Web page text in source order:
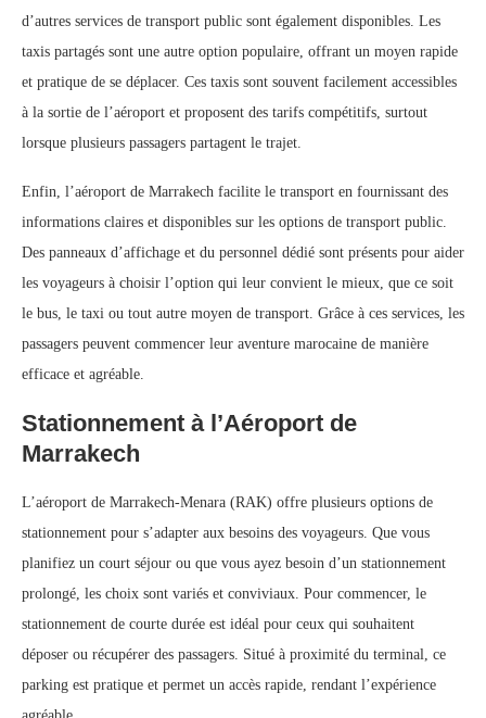
d’autres services de transport public sont également disponibles. Les
taxis partagés sont une autre option populaire, offrant un moyen rapide
et pratique de se déplacer. Ces taxis sont souvent facilement accessibles
à la sortie de l’aéroport et proposent des tarifs compétitifs, surtout
lorsque plusieurs passagers partagent le trajet.
Enfin, l’aéroport de Marrakech facilite le transport en fournissant des
informations claires et disponibles sur les options de transport public.
Des panneaux d’affichage et du personnel dédié sont présents pour aider
les voyageurs à choisir l’option qui leur convient le mieux, que ce soit
le bus, le taxi ou tout autre moyen de transport. Grâce à ces services, les
passagers peuvent commencer leur aventure marocaine de manière
efficace et agréable.
Stationnement à l’Aéroport de
Marrakech
L’aéroport de Marrakech-Menara (RAK) offre plusieurs options de
stationnement pour s’adapter aux besoins des voyageurs. Que vous
planifiez un court séjour ou que vous ayez besoin d’un stationnement
prolongé, les choix sont variés et conviviaux. Pour commencer, le
stationnement de courte durée est idéal pour ceux qui souhaitent
déposer ou récupérer des passagers. Situé à proximité du terminal, ce
parking est pratique et permet un accès rapide, rendant l’expérience